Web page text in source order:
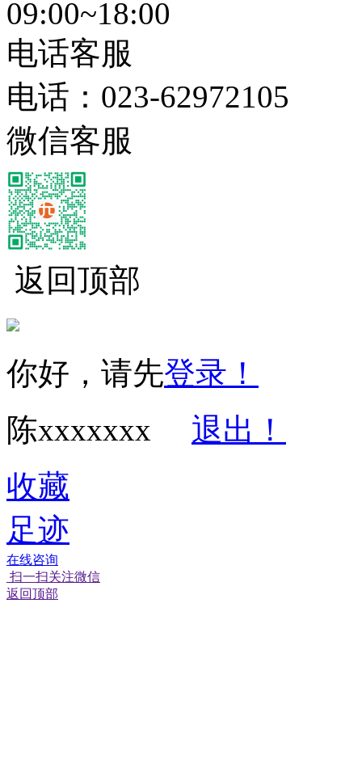
09:00~18:00
电话客服
电话： 023-62972105
微信客服
返回顶部
你好，请先登录！
陈xxxxxxx
退出！
收藏
足迹
在线咨询
扫一扫关注微信
返回顶部